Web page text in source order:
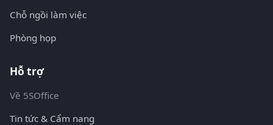
Chỗ ngồi làm việc
Phòng họp
Hỗ trợ
Về 5SOffice
Tin tức & Cẩm nang